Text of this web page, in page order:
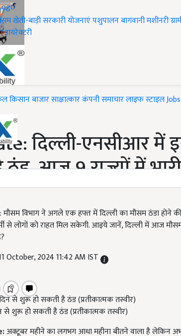
खेती-बाड़ीसरकारी योजनाएंपशुपालनबागवानीमशीनरी
डायरेक्टरी
किसानबाजारसाक्षात्कारकंपनी समाचारलाइफ स्टाइलJobs
दिल्ली-एनसीआर में
आज 9 राज्यों में
विभाग ने अगले एक हफ्त में दिल्ली का मौसम ठंडा होने
से लोगों को राहत मिल सकेगी. आइये जानें, दिल्ली में आज
October, 2024 11:42 AM IST
शुरू हो सकती है ठंड (प्रतीकात्मक तस्वीर)
अक्टूबर महीने का लगभग आधा महीना बीतने वाला है लेकिन